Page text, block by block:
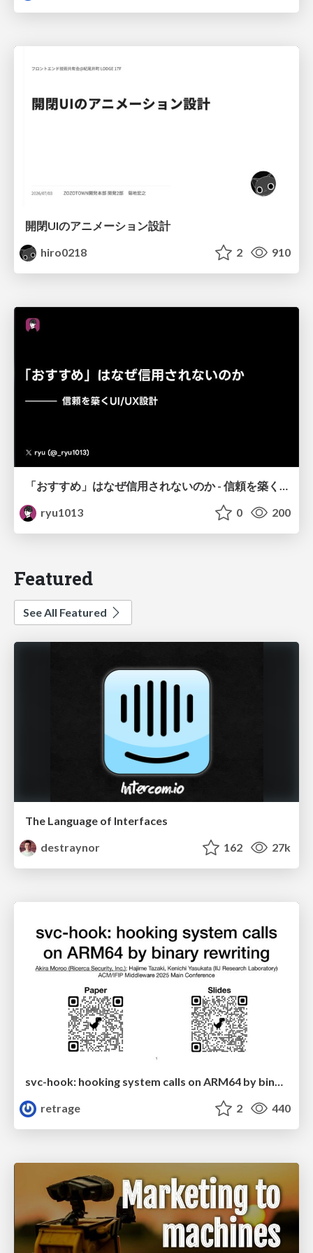
開閉UIのアニメーション設計
hiro0218
2 910
「おすすめ」はなぜ信用されないのか - 信頼を築くUI/UX設計
ryu1013
0 200
Featured
See All Featured
The Language of Interfaces
destraynor
162 27k
svc-hook: hooking system calls on ARM64 by binary rewriting
retrage
2 440